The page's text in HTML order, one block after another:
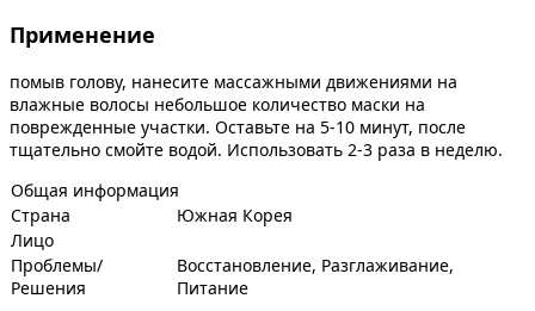
Применение
помыв голову, нанесите массажными движениями на
влажные волосы небольшое количество маски на
поврежденные участки. Оставьте на 5-10 минут, после
тщательно смойте водой. Использовать 2-3 раза в неделю.
Общая информация
Страна
Южная Корея
Лицо
Проблемы/
Решения
Восстановление, Разглаживание,
Питание